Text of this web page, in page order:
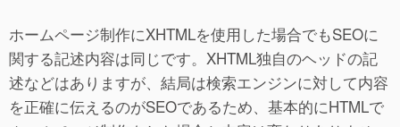
ホームページ制作にXHTMLを使用した場合でもSEOに
関する記述内容は同じです。XHTML独自のヘッドの記
述などはありますが、結局は検索エンジンに対して内容
を正確に伝えるのがSEOであるため、基本的にHTMLで